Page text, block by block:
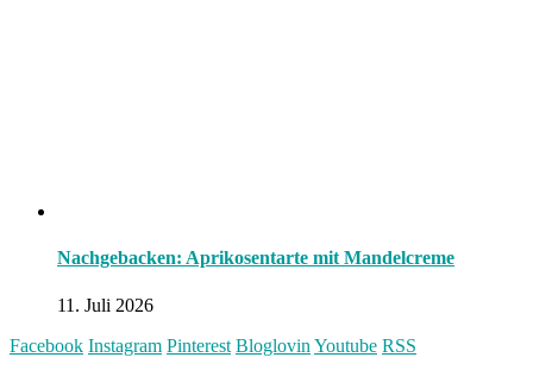
Nachgebacken: Aprikosentarte mit Mandelcreme
11. Juli 2026
Facebook Instagram Pinterest Bloglovin Youtube RSS